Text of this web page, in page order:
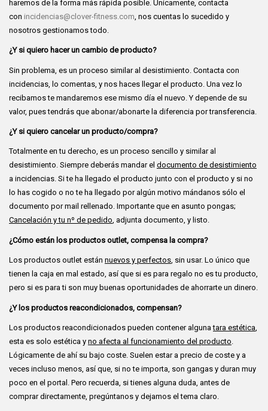
haremos de la forma más rápida posible. Únicamente, contacta
con incidencias@clover-fitness.com , nos cuentas lo sucedido y
nosotros gestionamos todo.
¿Y si quiero hacer un cambio de producto?
Sin problema, es un proceso similar al desistimiento. Contacta con
incidencias, lo comentas, y nos haces llegar el producto. Una vez lo
recibamos te mandaremos ese mismo día el nuevo. Y depende de su
valor, pues tendrás que abonar/abonarte la diferencia por transferencia.
¿Y si quiero cancelar un producto/compra?
Totalmente en tu derecho, es un proceso sencillo y similar al
desistimiento. Siempre deberás mandar el documento de desistimiento
a incidencias. Si te ha llegado el producto junto con el producto y si no
lo has cogido o no te ha llegado por algún motivo mándanos sólo el
documento por mail rellenado. Importante que en asunto pongas;
Cancelación y tu nº de pedido, adjunta documento, y listo.
¿Cómo están los productos outlet, compensa la compra?
Los productos outlet están nuevos y perfectos, sin usar. Lo único que
tienen la caja en mal estado, así que si es para regalo no es tu producto,
pero si es para ti son muy buenas oportunidades de ahorrarte un dinero.
¿Y los productos reacondicionados, compensan?
Los productos reacondicionados pueden contener algunatara estética,
esta es solo estética y no afecta al funcionamiento del producto.
Lógicamente de ahí su bajo coste. Suelen estar a precio de coste y a
veces incluso menos, así que, si no te importa, son gangas y duran muy
poco en el portal. Pero recuerda, si tienes alguna duda, antes de
comprar directamente, pregúntanos y dejamos el tema claro.